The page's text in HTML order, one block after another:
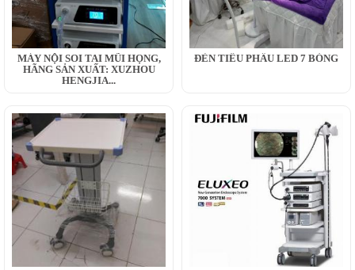
MÁY NỘI SOI TAI MŨI HỌNG,
HÃNG SẢN XUẤT: XUZHOU
HENGJIA...
ĐÈN TIỂU PHẪU LED 7 BÓNG